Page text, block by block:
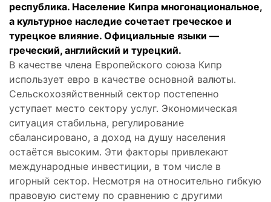
республика. Население Кипра многонациональное,
а культурное наследие сочетает греческое и
турецкое влияние. Официальные языки —
греческий, английский и турецкий.
В качестве члена Европейского союза Кипр
использует евро в качестве основной валюты.
Сельскохозяйственный сектор постепенно
уступает место сектору услуг. Экономическая
ситуация стабильна, регулирование
сбалансировано, а доход на душу населения
остаётся высоким. Эти факторы привлекают
международные инвестиции, в том числе в
игорный сектор. Несмотря на относительно гибкую
правовую систему по сравнению с другими